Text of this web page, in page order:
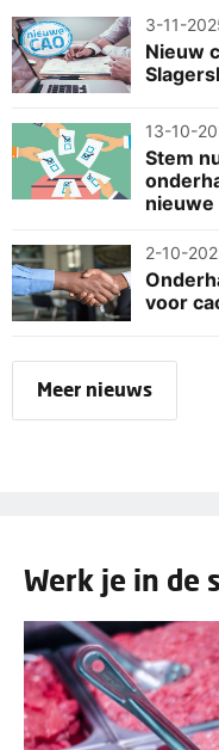
3-11-
Nieuw
13-10-
Stem
nieuwe
2-10-
voor
Meer nieuws
Werk je in de